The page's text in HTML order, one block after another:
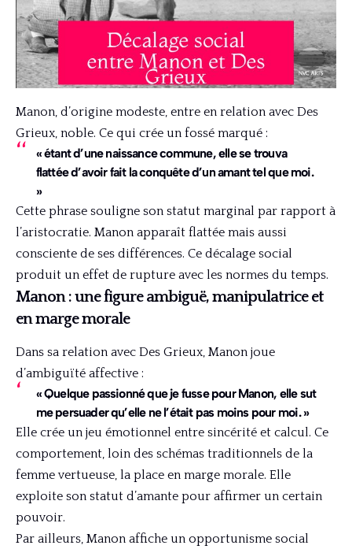
Manon, d’origine modeste, entre en relation avec Des
Grieux, noble. Ce qui crée un fossé marqué :
« étant d’une naissance commune, elle se trouva
flattée d’avoir fait la conquête d’un amant tel que moi.
»
Cette phrase souligne son statut marginal par rapport à
l’aristocratie. Manon apparaît flattée mais aussi
consciente de ses différences. Ce décalage social
produit un effet de rupture avec les normes du temps.
Manon : une figure ambiguë, manipulatrice et
en marge morale
Dans sa relation avec Des Grieux, Manon joue
d’ambiguïté affective :
« Quelque passionné que je fusse pour Manon, elle sut
me persuader qu’elle ne l’était pas moins pour moi. »
Elle crée un jeu émotionnel entre sincérité et calcul. Ce
comportement, loin des schémas traditionnels de la
femme vertueuse, la place en marge morale. Elle
exploite son statut d’amante pour affirmer un certain
pouvoir.
Par ailleurs, Manon affiche un opportunisme social